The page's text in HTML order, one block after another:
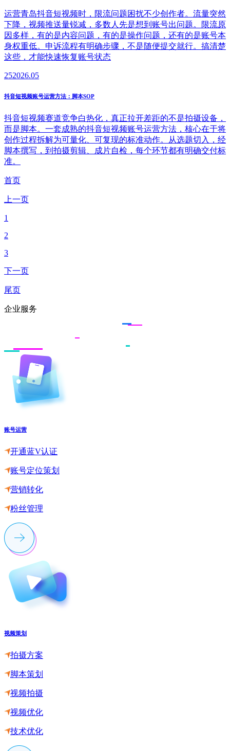
运营青岛抖音短视频时，限流问题困扰不少创作者。流量突然
下降，视频推送量锐减，多数人先是想到账号出问题。限流原
因多样，有的是内容问题，有的是操作问题，还有的是账号本
身权重低。申诉流程有明确步骤，不是随便提交就行。搞清楚
这些，才能快速恢复账号状态
252026.05
抖音短视频账号运营方法：脚本SOP
抖音短视频赛道竞争白热化，真正拉开差距的不是拍摄设备，
而是脚本。一套成熟的抖音短视频账号运营方法，核心在于将
创作过程拆解为可量化、可复现的标准动作。从选题切入，经
脚本撰写，到拍摄剪辑、成片自检，每个环节都有明确交付标
准。
首页
上一页
1
2
3
下一页
尾页
企业服务
账号运营
开通蓝V认证
账号定位策划
营销转化
粉丝管理
视频策划
拍摄方案
脚本策划
视频拍摄
视频优化
技术优化